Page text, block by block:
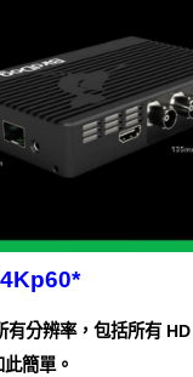
有分辨率，包括所有
簡單。